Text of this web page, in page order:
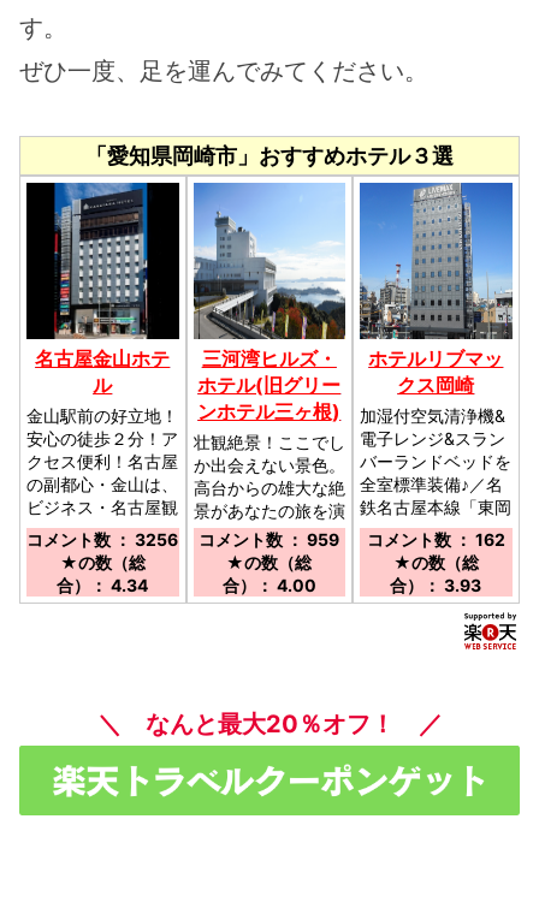
す。
ぜひ一度、足を運んでみてください。
「愛知県岡崎市」おすすめホテル３選
名古屋金山ホテ
ル
金山駅前の好立地！
安心の徒歩２分！ア
クセス便利！名古屋
の副都心・金山は、
ビジネス・名古屋観
光の拠点。／JR、
名鉄、地下鉄が交わ
る金山駅前より安心
の徒歩２分。名古屋
コメント数 ： 3256
★の数（総
合）： 4.34
三河湾ヒルズ・
ホテル(旧グリー
ンホテル三ヶ根)
壮観絶景！ここでし
か出会えない景色。
高台からの雄大な絶
景があなたの旅を演
出します／電車：Ｊ
Ｒ蒲郡駅(南口)より
無料送迎あり（要予
約） 車：東名岡崎
コメント数 ： 959
★の数（総
合）： 4.00
ホテルリブマッ
クス岡崎
加湿付空気清浄機&
電子レンジ&スラン
バーランドベッドを
全室標準装備♪／名
鉄名古屋本線「東岡
崎」駅徒歩約5分
コメント数 ： 162
★の数（総
合）： 3.93
＼ なんと最大20％オフ！ ／